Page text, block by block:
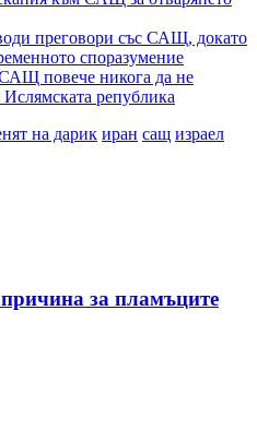
преговори със САЩ, докато
споразумение
повече никога да не
република
на дарик иран сащ израел
за пламъците